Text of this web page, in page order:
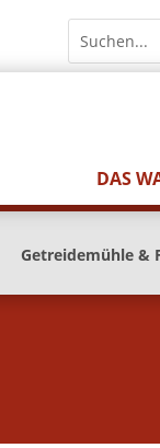
DAS
Getreidemühle &